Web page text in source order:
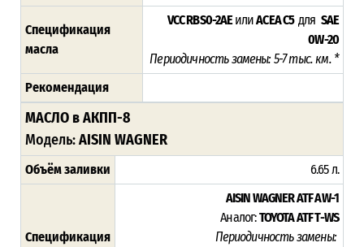
Спецификация
масла
VCC RBS0-2AEилиACEA C5 для SAE
0W-20
Периодичность замены: 5-7 тыс. км. *
Рекомендация
МАСЛО в АКПП-8
Модель:AISIN WAGNER
Объём заливки 6.65 л.
Спецификация
AISIN WAGNER ATF AW-1
Аналог:TOYOTA ATF T-WS
Периодичность замены: